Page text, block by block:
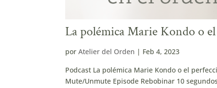
La polémica Marie Kondo o
porAtelier del Orden | Feb 4, 2023
Podcast La polémica Marie Kondo o el
Mute/Unmute Episode Rebobinar 10